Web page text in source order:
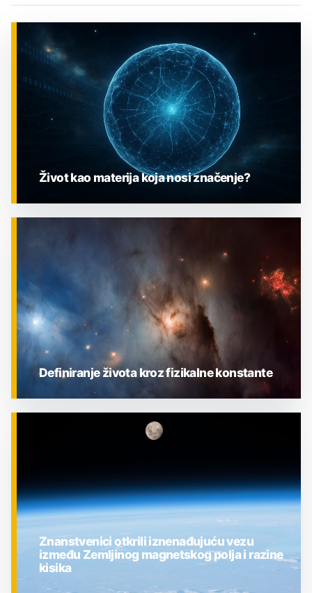
Život kao materija koja nosi značenje?
Definiranje života kroz fizikalne konstante
Znanstvenici otkrili iznenađujuću vezu
između Zemljinog magnetskog polja i razine
kisika